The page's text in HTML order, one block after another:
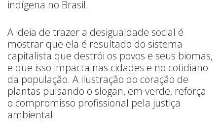
indígena no Brasil.
A ideia de trazer a desigualdade social é
mostrar que ela é resultado do sistema
capitalista que destrói os povos e seus biomas,
e que isso impacta nas cidades e no cotidiano
da população. A ilustração do coração de
plantas pulsando o slogan, em verde, reforça
o compromisso profissional pela justiça
ambiental.